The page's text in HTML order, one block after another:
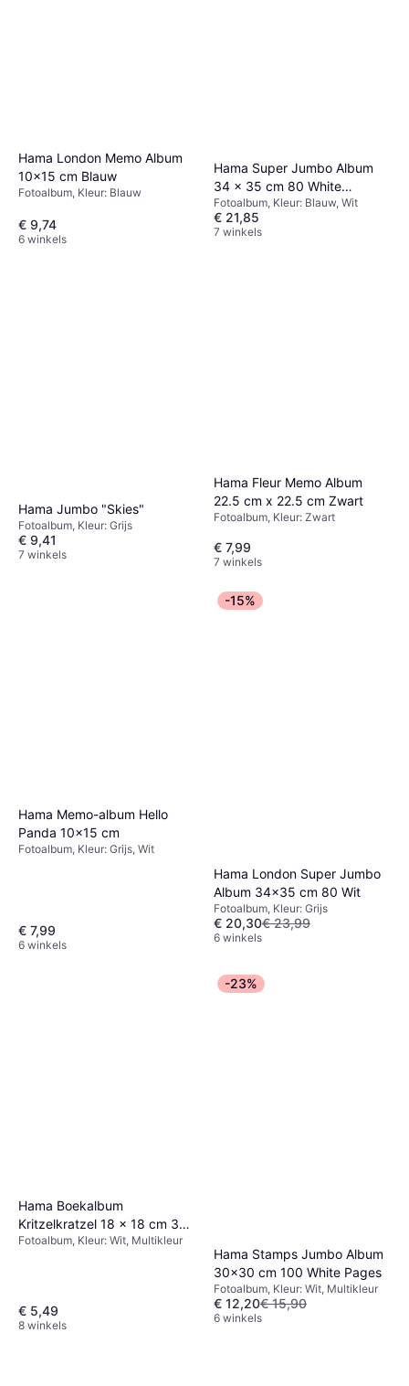
Hama London Memo Album
10x15 cm Blauw
Fotoalbum, Kleur: Blauw
€ 9,74
6 winkels
Hama Super Jumbo Album
34 x 35 cm 80 White
Pagina's Blauw
Fotoalbum, Kleur: Blauw, Wit
€ 21,85
7 winkels
Hama Jumbo "Skies"
Fotoalbum, Kleur: Grijs
€ 9,41
7 winkels
Hama Fleur Memo Album
22.5 cm x 22.5 cm Zwart
Fotoalbum, Kleur: Zwart
€ 7,99
7 winkels
Hama Memo-album Hello
Panda 10x15 cm
Fotoalbum, Kleur: Grijs, Wit
€ 7,99
6 winkels
-15%
Hama London Super Jumbo
Album 34x35 cm 80 Wit
Fotoalbum, Kleur: Grijs
€ 20,30€ 23,99
6 winkels
Hama Boekalbum
Kritzelkratzel 18 x 18 cm 30
Witte
Fotoalbum, Kleur: Wit, Multikleur
€ 5,49
8 winkels
-23%
Hama Stamps Jumbo Album
30x30 cm 100 White Pages
Fotoalbum, Kleur: Wit, Multikleur
€ 12,20€ 15,90
6 winkels